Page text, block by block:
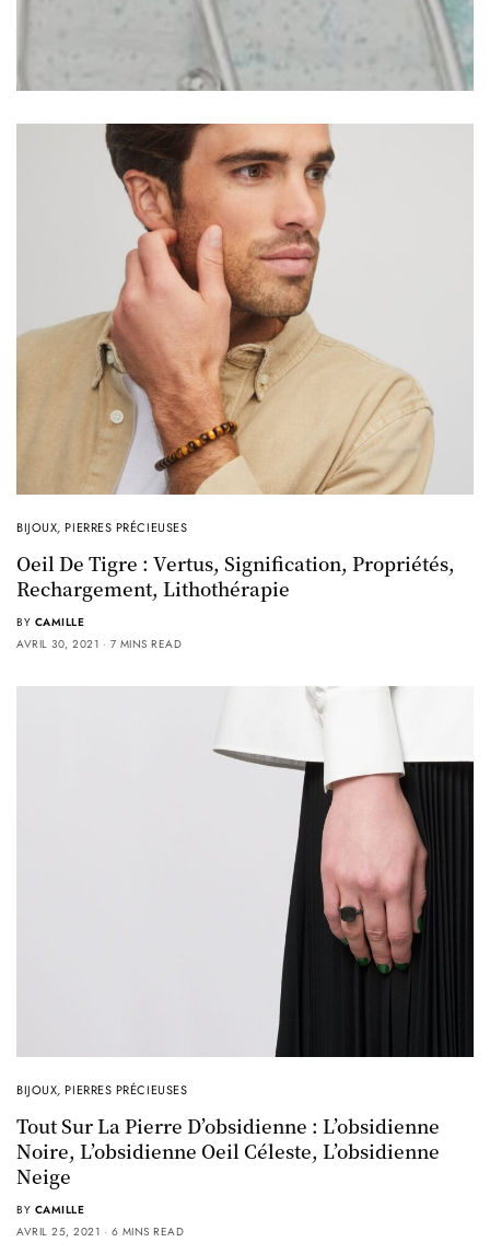
BIJOUX,PIERRES PRÉCIEUSES
Oeil De Tigre : Vertus, Signification, Propriétés,
Rechargement, Lithothérapie
BY CAMILLE
AVRIL 30, 2021
7 MINS READ
BIJOUX,PIERRES PRÉCIEUSES
Tout Sur La Pierre D’obsidienne : L’obsidienne
Noire, L’obsidienne Oeil Céleste, L’obsidienne
Neige
BY CAMILLE
AVRIL 25, 2021
6 MINS READ